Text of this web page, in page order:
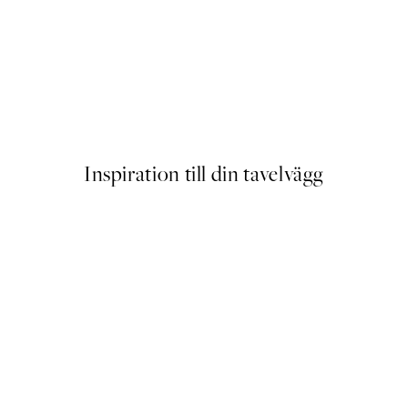
Inspiration till din tavelvägg